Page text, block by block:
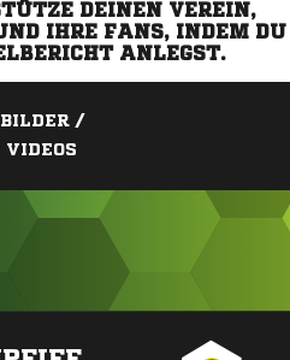
DEINEN VEREIN,
IHRE FANS, INDEM DU
ANLEGST.
BILDER /
VIDEOS